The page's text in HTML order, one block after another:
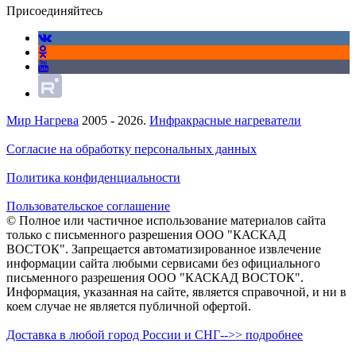
Присоединяйтесь
Мир Нагрева 2005 - 2026. Инфракрасные нагреватели
Согласие на обработку персональных данных
Политика конфиденциальности
Пользовательское соглашение
© Полное или частичное использование материалов сайта
только с письменного разрешения ООО "КАСКАД
ВОСТОК". Запрещается автоматизированное извлечение
информации сайта любыми сервисами без официального
письменного разрешения ООО "КАСКАД ВОСТОК".
Информация, указанная на сайте, является справочной, и ни в
коем случае не является публичной офертой.
Доставка в любой город России и СНГ-->> подробнее